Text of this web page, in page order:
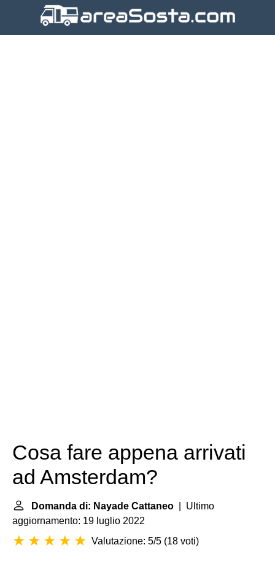
Cosa fare appena arrivati
ad Amsterdam?
Domanda di: Nayade Cattaneo | Ultimo
aggiornamento: 19 luglio 2022
Valutazione: 5/5 (18 voti)